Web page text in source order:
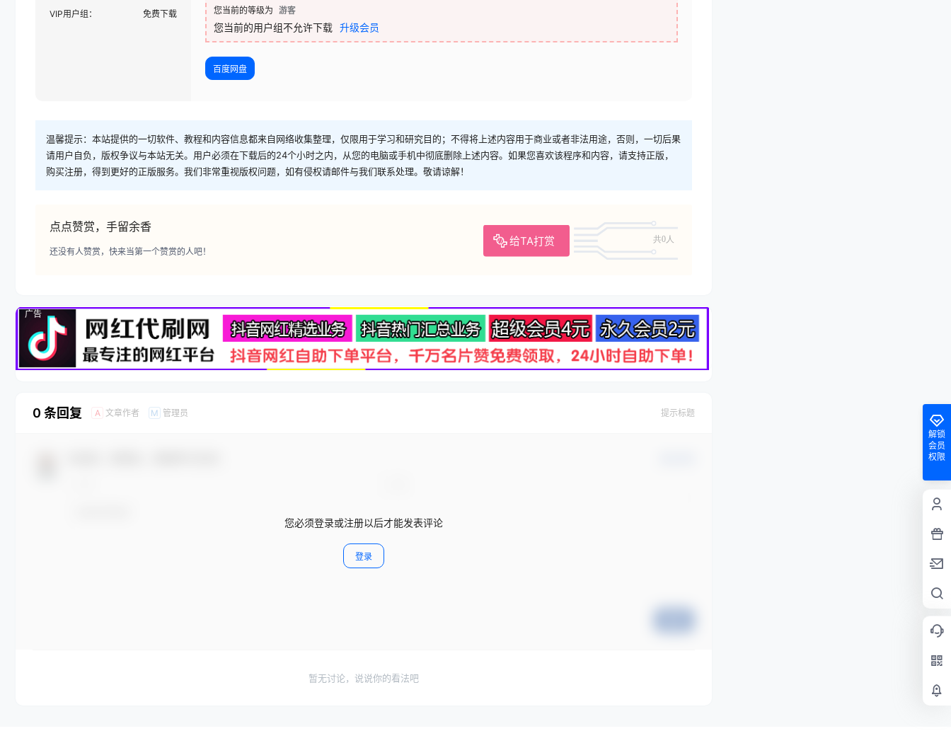
VIP用户组：
免费下载 您当前的等级为 游客
您当前的用户组不允许下载 升级会员
百度网盘
温馨提示：本站提供的一切软件、教程和内容信息都来自网络收集整理，仅限用于学习和研究目的；不得将上述内容用于商业或者非法用途，否则，一切后果
请用户自负，版权争议与本站无关。用户必须在下载后的24个小时之内，从您的电脑或手机中彻底删除上述内容。如果您喜欢该程序和内容，请支持正版，
购买注册，得到更好的正版服务。我们非常重视版权问题，如有侵权请邮件与我们联系处理。敬请谅解！
点点赞赏，手留余香
给TA打赏 共0人
还没有人赞赏，快来当第一个赞赏的人吧！
广告
0 条回复 A 文章作者 M 管理员 提示标题
您必须登录或注册以后才能发表评论
登录
暂无讨论，说说你的看法吧
解锁
会员
权限